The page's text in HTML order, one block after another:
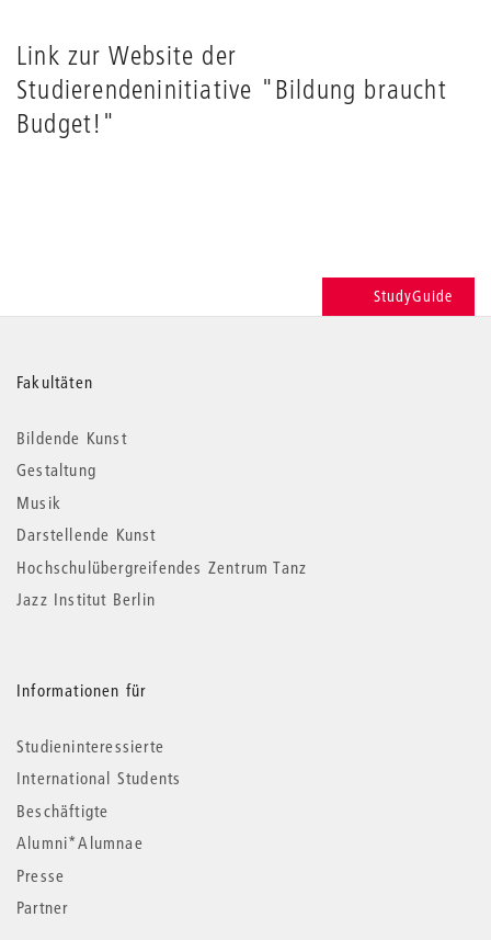
Link zur Website der
Studierendeninitiative "Bildung braucht
Budget!"
StudyGuide
Weitere
Informationen
Fakultäten
Bildende Kunst
Gestaltung
Musik
Darstellende Kunst
Hochschulübergreifendes Zentrum Tanz
Jazz Institut Berlin
Informationen für
Studieninteressierte
International Students
Beschäftigte
Alumni*Alumnae
Presse
Partner